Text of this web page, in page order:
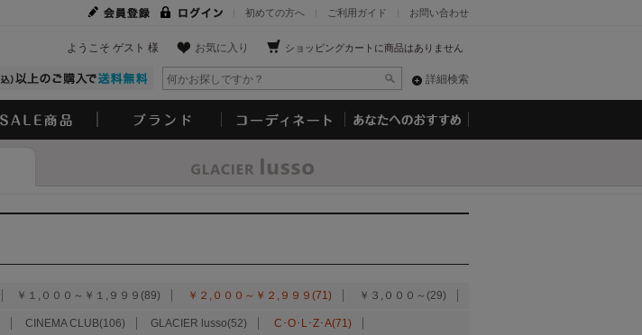
お問い合わせ
ご利用ガイド
初めての方へ
ショッピングカートに商品はありません
お気に入り
ようこそ ゲスト 様
詳細検索
￥１,０００～￥１,９９９(89) ￥２,０００～￥２,９９９(71) ￥３,０００～(29)
CINEMA CLUB(106) GLACIER lusso(52) C･O･L･Z･A(71)